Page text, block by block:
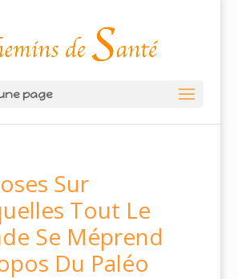
page
Sur
Tout Le
Se Méprend
Du Paléo